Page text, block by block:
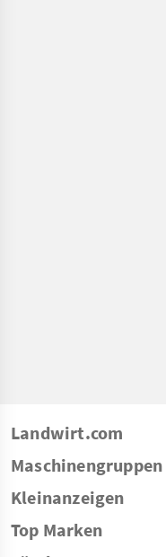
Landwirt.com
Maschinengruppen
Kleinanzeigen
Top Marken